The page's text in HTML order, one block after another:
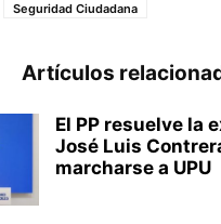
Seguridad Ciudadana
Artículos
El PP resuelve la
José Luis
marcharse a UPU